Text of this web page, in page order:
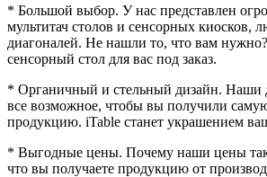
* Большой выбор. У нас представлен
мультитач столов и сенсорных киосков,
диагоналей. Не нашли то, что вам
сенсорный стол для вас под заказ.
* Органичный и стельный дизайн. Наши
все возможное, чтобы вы получили
продукцию. iTable станет украшением
* Выгодные цены. Почему наши цены
что вы получаете продукцию от